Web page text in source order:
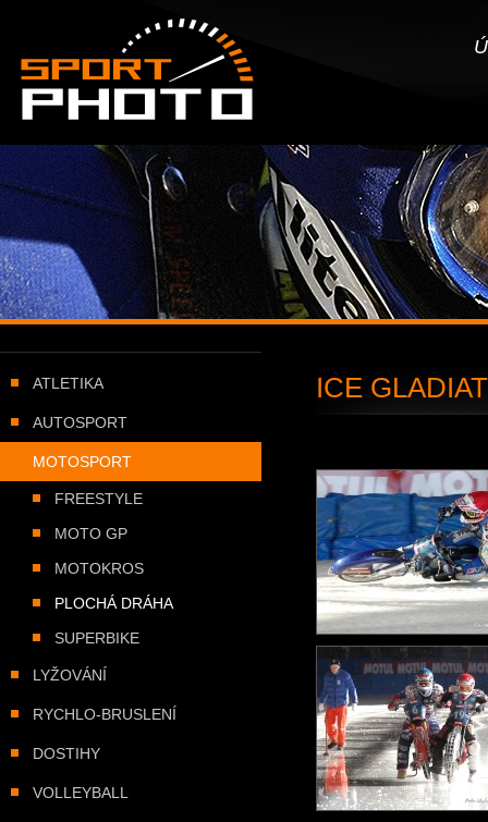
SportPHOTO.cz -Úvodní stránka
ICE
ATLETIKA
AUTOSPORT
MOTOSPORT
FREESTYLE
MOTO GP
MOTOKROS
PLOCHÁ DRÁHA
SUPERBIKE
LYŽOVÁNÍ
RYCHLO-BRUSLENÍ
DOSTIHY
VOLLEYBALL